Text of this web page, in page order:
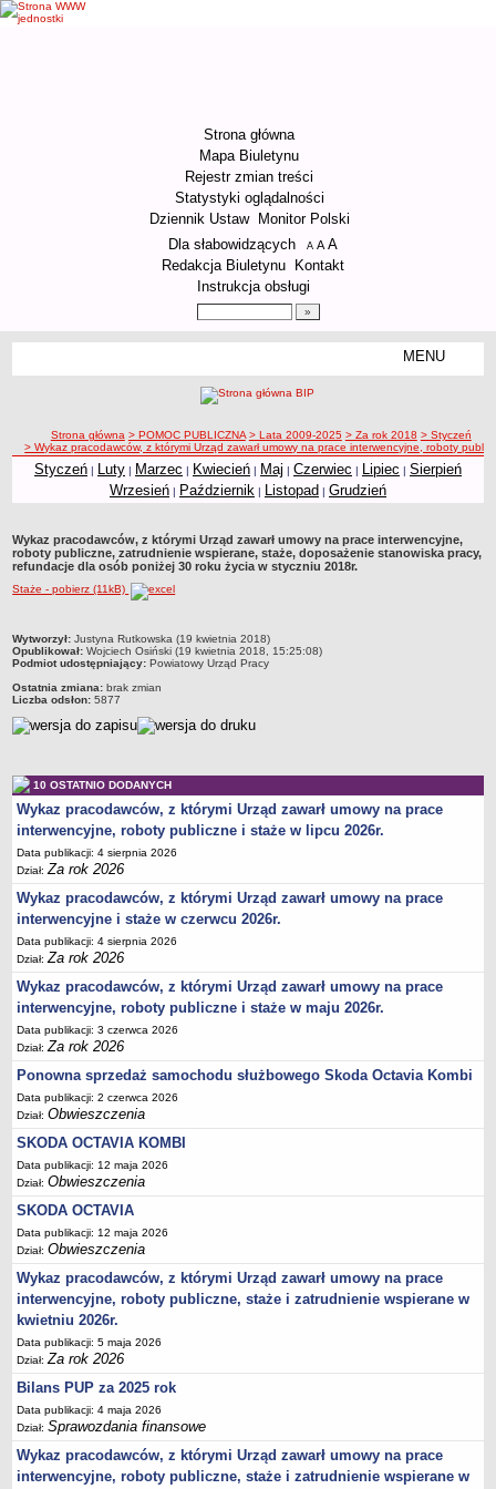
Strona główna
Mapa Biuletynu
Rejestr zmian treści
Statystyki oglądalności
Dziennik Ustaw
Monitor Polski
Menu dodatkowe
Dla słabowidzących A pomniejsz czcionkę
A standardowy rozmiar czcionki
A
Redakcja Biuletynu
Kontakt
Instrukcja obsługi
MENU
Struktura organizacyjna
Podstawy prawne działania Urzędu
Godziny pracy Urzędu
DEKLARACJA DOSTĘPNOŚCI
Raport o stanie zapewnienia dostępności podmiotu publicznego
POWIATOWY URZĄD PRACY
Dane statystyczne
Zadania publiczne
Kompetencje komórek organizacyjnych
Ogłoszenia o naborze kandydatów do pracy w PUP Bydgoszcz
Ochrona Danych Osobowych
Sygnaliści
ZAŁATWIANIE SPRAW W PUP
Wykaz spraw
Gdzie załatwić sprawę
Rejestry, ewidencje i archiwa
Dostęp do Informacji Publicznej
AKTY PRAWNE
Akty prawne dotyczące bezrobocia i rynku pracy
Uchwały Rady Powiatu Bydgoskiego
Uchwały Rady Miasta Bydgoszczy
Inne dokumenty
POMOC PUBLICZNA
Lata 2009-2025
Za rok 2026
FINANSE PUP
Budżet Funduszu Pracy
Zamówienia publiczne
Plan zamówień publicznych
Sprawozdania finansowe
Skład
Zadania
Posiedzenia Powiatowej Rady Rynku Pracy
Uchwały Powiatowej Rady Rynku Pracy
Uchwały Powiatowej Rady Zatrudnienia w Bydgoszczy
ścieżka nawigacji
Strona główna > POMOC PUBLICZNA > Lata 2009-2025 > Za rok 2018 > Styczeń
> Wykaz pracodawców, z którymi Urząd zawarł umowy na prace interwencyjne, roboty
Styczeń | Luty | Marzec | Kwiecień | Maj | Czerwiec | Lipiec | Sierpień
Wrzesień | Październik | Listopad | Grudzień
Wykaz pracodawców, z którymi Urząd zawarł umowy na prace interwencyjne,
roboty publiczne, zatrudnienie wspierane, staże, doposażenie stanowiska pracy,
refundacje dla osób poniżej 30 roku życia w styczniu 2018r.
Staże - pobierz (11kB)
metryczka
Wytworzył: Justyna Rutkowska (19 kwietnia 2018)
Opublikował: Wojciech Osiński (19 kwietnia 2018, 15:25:08)
Podmiot udostępniający: Powiatowy Urząd Pracy
Ostatnia zmiana: brak zmian
Liczba odsłon: 5877
10 OSTATNIO DODANYCH
Wykaz pracodawców, z którymi Urząd zawarł umowy na prace
interwencyjne, roboty publiczne i staże w lipcu 2026r.
Data publikacji: 4 sierpnia 2026
Dział:Za rok 2026
Wykaz pracodawców, z którymi Urząd zawarł umowy na prace
interwencyjne i staże w czerwcu 2026r.
Data publikacji: 4 sierpnia 2026
Dział:Za rok 2026
Wykaz pracodawców, z którymi Urząd zawarł umowy na prace
interwencyjne, roboty publiczne i staże w maju 2026r.
Data publikacji: 3 czerwca 2026
Dział:Za rok 2026
Ponowna sprzedaż samochodu służbowego Skoda Octavia Kombi
Data publikacji: 2 czerwca 2026
Dział:Obwieszczenia
SKODA OCTAVIA KOMBI
Data publikacji: 12 maja 2026
Dział:Obwieszczenia
SKODA OCTAVIA
Data publikacji: 12 maja 2026
Dział:Obwieszczenia
Wykaz pracodawców, z którymi Urząd zawarł umowy na prace
interwencyjne, roboty publiczne, staże i zatrudnienie wspierane w
kwietniu 2026r.
Data publikacji: 5 maja 2026
Dział:Za rok 2026
Bilans PUP za 2025 rok
Data publikacji: 4 maja 2026
Dział:Sprawozdania finansowe
Wykaz pracodawców, z którymi Urząd zawarł umowy na prace
interwencyjne, roboty publiczne, staże i zatrudnienie wspierane w